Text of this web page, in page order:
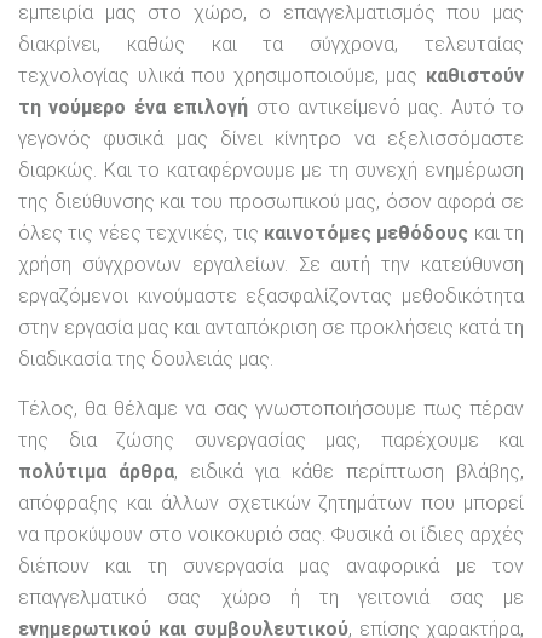
εμπειρία μας στο χώρο, ο επαγγελματισμός που μας
διακρίνει, καθώς και τα σύγχρονα, τελευταίας
τεχνολογίας υλικά που χρησιμοποιούμε, μας καθιστούν
τη νούμερο ένα επιλογή στο αντικείμενό μας. Αυτό το
γεγονός φυσικά μας δίνει κίνητρο να εξελισσόμαστε
διαρκώς. Και το καταφέρνουμε με τη συνεχή ενημέρωση
της διεύθυνσης και του προσωπικού μας, όσον αφορά σε
όλες τις νέες τεχνικές, τις καινοτόμες μεθόδους και τη
χρήση σύγχρονων εργαλείων. Σε αυτή την κατεύθυνση
εργαζόμενοι κινούμαστε εξασφαλίζοντας μεθοδικότητα
στην εργασία μας και ανταπόκριση σε προκλήσεις κατά τη
διαδικασία της δουλειάς μας.
Τέλος, θα θέλαμε να σας γνωστοποιήσουμε πως πέραν
της δια ζώσης συνεργασίας μας, παρέχουμε και
πολύτιμα άρθρα, ειδικά για κάθε περίπτωση βλάβης,
απόφραξης και άλλων σχετικών ζητημάτων που μπορεί
να προκύψουν στο νοικοκυριό σας. Φυσικά οι ίδιες αρχές
διέπουν και τη συνεργασία μας αναφορικά με τον
επαγγελματικό σας χώρο ή τη γειτονιά σας με
ενημερωτικού και συμβουλευτικού, επίσης χαρακτήρα,